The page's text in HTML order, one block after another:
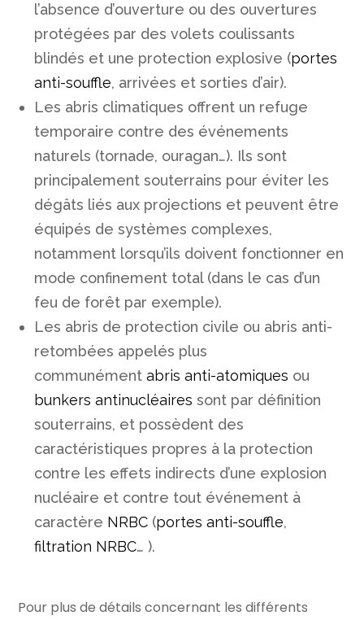
l’absence d’ouverture ou des ouvertures
protégées par des volets coulissants
blindés et une protection explosive (portes
anti-souffle, arrivées et sorties d’air).
Les abris climatiques offrent un refuge
temporaire contre des événements
naturels (tornade, ouragan…). Ils sont
principalement souterrains pour éviter les
dégâts liés aux projections et peuvent être
équipés de systèmes complexes,
notamment lorsqu’ils doivent fonctionner en
mode confinement total (dans le cas d’un
feu de forêt par exemple).
Les abris de protection civile ou abris anti-
retombées appelés plus
communémentabris anti-atomiques ou
bunkers antinucléaires sont par définition
souterrains, et possèdent des
caractéristiques propres à la protection
contre les effets indirects d’une explosion
nucléaire et contre tout événement à
caractère NRBC (portes anti-souffle,
filtration NRBC… ).
Pour plus de détails concernant les différents